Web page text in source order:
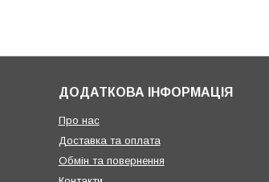
ДОДАТКОВА ІНФОРМАЦІЯ
Про нас
Доставка та оплата
Обмін та повернення